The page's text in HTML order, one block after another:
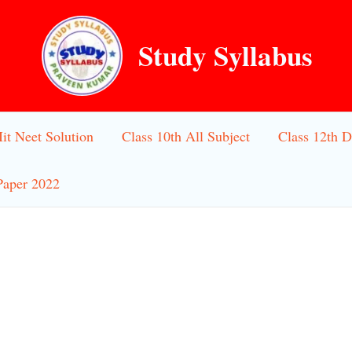
Study Syllabus
Neet Solution Class 10th All Subject Class 12th
2022